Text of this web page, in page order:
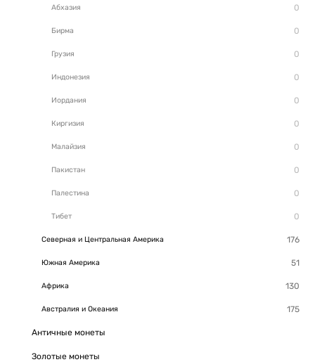
Абхазия
Бирма
Грузия
Индонезия
Иордания
Киргизия
Малайзия
Пакистан
Палестина
Тибет
Северная и Центральная Америка
Южная Америка
Африка
Австралия и Океания
Античные монеты
Золотые монеты